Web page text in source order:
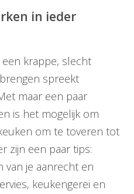
in ieder
krappe, slecht
spreekt
maar een paar
is het mogelijk om
om te toveren tot
zijn een paar tips:
van je aanrecht en
keukengerei en